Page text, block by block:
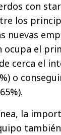
con
los
nuevas
ocupa el
cerca el
o
la